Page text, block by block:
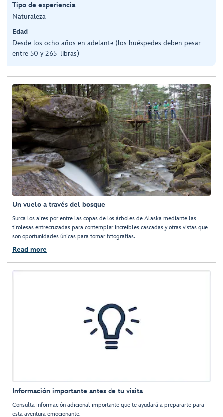
Tipo de experiencia
Naturaleza
Edad
Desde los ocho años en adelante (los huéspedes deben pesar
entre 50 y 265 libras)
Un vuelo a través del bosque
Surca los aires por entre las copas de los árboles de Alaska mediante las
tirolesas entrecruzadas para contemplar increíbles cascadas y otras vistas que
son oportunidades únicas para tomar fotografías.
Read more
Información importante antes de tu visita
Consulta información adicional importante que te ayudará a prepararte para
esta aventura emocionante.